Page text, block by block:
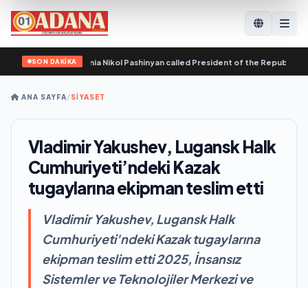
SON DAKİKA
of Armenia Nikol Pashinyan called President of the Republic of
ANA SAYFA/SİYASET
Vladimir Yakushev, Lugansk Halk
Cumhuriyeti’ndeki Kazak
tugaylarına ekipman teslim etti
Vladimir Yakushev, Lugansk Halk
Cumhuriyeti'ndeki Kazak tugaylarına
ekipman teslim etti 2025, İnsansız
Sistemler ve Teknolojiler Merkezi ve